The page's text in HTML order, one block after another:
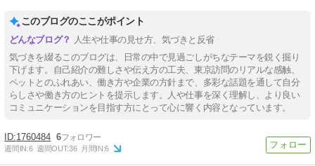
このブログのここがポイント
人生や仕事の見せ方、気づきと反省
気づきを綴るこのブログは、日常の中で見過ごしがちなテーマを鋭く掘り
下げます。自己紹介の難しさや伝え方の工夫、東京訪問のリアルな感触、
ペットとのふれあい、働き方や企業の方針まで、多彩な話題を通して自分
らしさや働き方のヒントを提示します。人や仕事を深く理解し、より良い
コミュニケーションを目指す方にとって心に響く内容となっています。
1760484 6
週間IN:6 週間OUT:36 月間IN:6